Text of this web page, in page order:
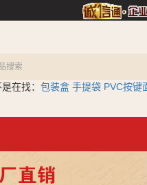
在找： 包装盒 手提袋 PVC按键